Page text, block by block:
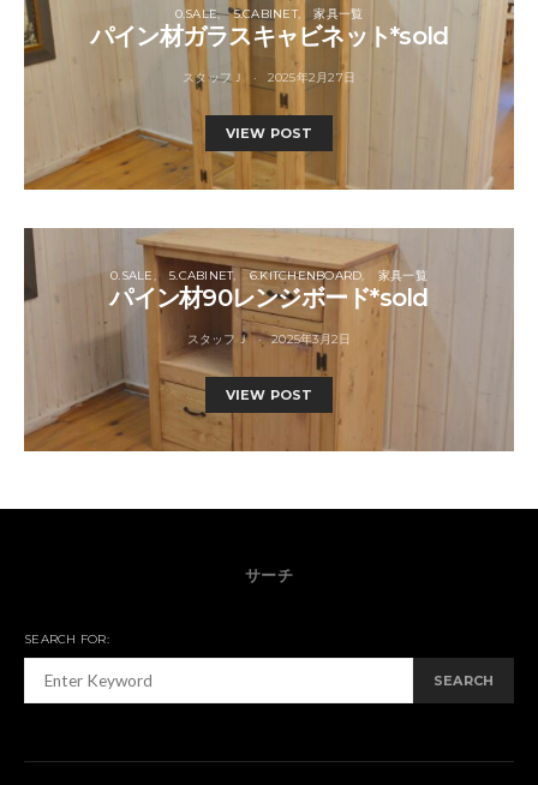
0.SALE 5.CABINET 家具一覧
パイン材ガラスキャビネット*sold
スタッフＪ 2025年2月27日
VIEW POST
0.SALE 5.CABINET 6.KITCHENBOARD 家具一覧
パイン材90レンジボード*sold
スタッフＪ 2025年3月2日
VIEW POST
サーチ
SEARCH FOR:
SEARCH